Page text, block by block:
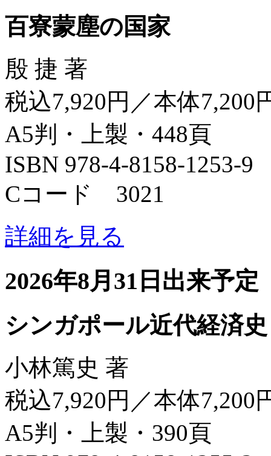
百寮蒙塵の国家
殷 捷 著
税込7,920円／本体7,200
A5判・上製・448頁
ISBN 978-4-8158-1253-9
Cコード 3021
詳細を見る
2026年8月31日出来予定
シンガポール近代経済史
小林篤史 著
税込7,920円／本体7,200
A5判・上製・390頁